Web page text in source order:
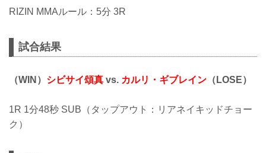
RIZIN MMAルール：5分 3R
試合結果
（WIN） シビサイ頌真 vs. カルリ・ギブレイン （LOSE）
1R 1分48秒 SUB（タップアウト：リアネイキッドチョー
ク）